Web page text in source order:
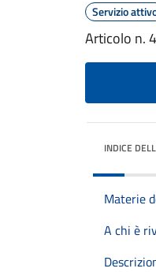
Servizio
Articolo n.
INDICE
Materie
A chi è